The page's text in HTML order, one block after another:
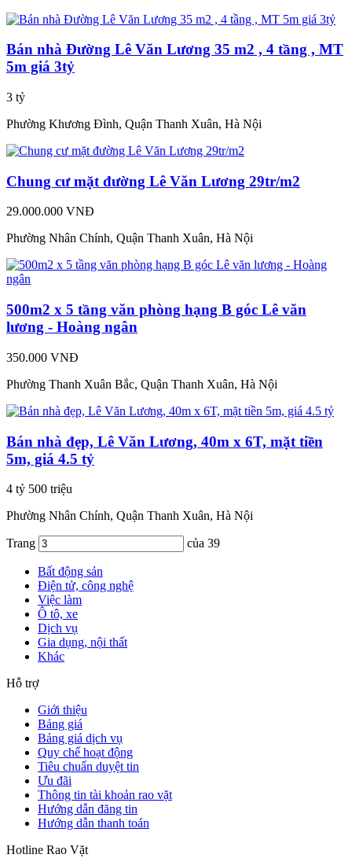
Bán nhà Đường Lê Văn Lương 35 m2 , 4 tầng , MT
5m giá 3tỷ
3 tỷ
Phường Khương Đình, Quận Thanh Xuân, Hà Nội
Chung cư mặt đường Lê Văn Lương 29tr/m2
29.000.000 VNĐ
Phường Nhân Chính, Quận Thanh Xuân, Hà Nội
500m2 x 5 tầng văn phòng hạng B góc Lê văn
lương - Hoàng ngân
350.000 VNĐ
Phường Thanh Xuân Bắc, Quận Thanh Xuân, Hà Nội
Bán nhà đẹp, Lê Văn Lương, 40m x 6T, mặt tiền
5m, giá 4.5 tỷ
4 tỷ 500 triệu
Phường Nhân Chính, Quận Thanh Xuân, Hà Nội
Trang của 39
Bất động sản
Điện tử, công nghệ
Việc làm
Ô tô, xe
Dịch vụ
Gia dụng, nội thất
Khác
Hỗ trợ
Giới thiệu
Bảng giá
Bảng giá dịch vụ
Quy chế hoạt động
Tiêu chuẩn duyệt tin
Ưu đãi
Thông tin tài khoản rao vặt
Hướng dẫn đăng tin
Hướng dẫn thanh toán
Hotline Rao Vặt